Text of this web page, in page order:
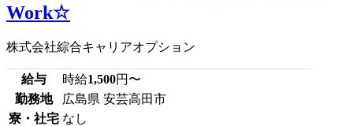
Work☆
株式会社綜合キャリアオプション
給与 時給1,500円〜
勤務地
広島県 安芸高田市
寮・社宅 なし